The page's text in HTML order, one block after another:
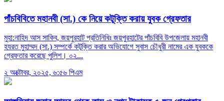
পাঁচবিবিতে মহানবী (সা.) কে নিয়ে কটূক্তি করায় যুবক গ্রেফতার
মুহা:নাহিদ আস সাকিব, জয়পুরহাট প্রতিনিধিঃ জয়পুরহাটের পাঁচবিবি উপজেলায় মহানবী
হযরত মুহাম্মদ (সা.) সম্পর্কে কটূক্তি করার অভিযোগে সুবাস চৌধুরী নামের এক যুবককে
গ্রেফতার করেছে পুলিশ। ০২...
২ অক্টোবর, ২০২৫, ৬:৫৬ পিএম